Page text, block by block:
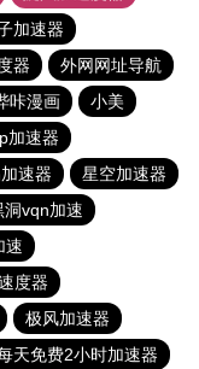
加速器
器
外网网址导航
咔漫画
小美
加速器
速器
星空加速器
洞vqn加速
速
度器
极风加速器
天免费2小时加速器